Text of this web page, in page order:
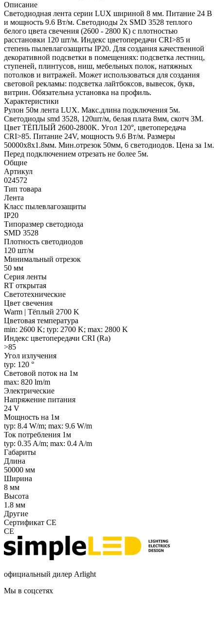
Описание
Светодиодная лента серии LUX шириной 8 мм. Питание 24 В
и мощность 9.6 Вт/м. Светодиоды 2x SMD 3528 теплого
белого цвета свечения (2600 - 2800 К) с плотностью
расстановки 120 шт/м. Индекс цветопередачи CRI>85 и
степень пылевлагозащиты IP20. Для создания качественной
декоративной подсветки в помещениях: подсветка лестниц,
ступеней, плинтусов, ниш, мебельных полок, натяжных
потолков и витражей. Может использоваться для создания
световой рекламы: подсветка лайтбоксов, вывесок, букв,
витрин. Обязательна установка на профиль.
Характеристики
Рулон 50м лента LUX. Макс.длина подключения 5м.
Светодиоды smd 3528, 120шт/м, белая плата 8мм, скотч 3М.
Цвет ТЁПЛЫЙ 2600-2800K. Угол 120°, цветопередача
CRI>85. Питание 24V, мощность 9.6 Вт/м. Размеры
50000х8х1.8мм. Мин.отрезок 50мм, 6 светодиодов. Цена за 1м.
Перед подключением отрезать не более 5м.
Общие
Артикул
024572
Тип товара
Лента
Класс пылевлагозащиты
IP20
Типоразмер светодиода
SMD 3528
Плотность светодиодов
120 шт/м
Минимальный отрезок
50 мм
Серия ленты
RT открытая
Светотехнические
Цвет свечения
Warm | Тёплый 2700 K
Цветовая температура
min: 2600 K; typ: 2700 K; max: 2800 K
Индекс цветопередачи CRI (Ra)
>85
Угол излучения
typ: 120 °
Световой поток на 1м
max: 820 lm/m
Электрические
Напряжение питания
24 V
Мощность на 1м
typ: 8.4 W/m; max: 9.6 W/m
Ток потребления 1м
typ: 0.35 A/m; max: 0.4 A/m
Габариты
Длина
50000 мм
Ширина
8 мм
Высота
1.8 мм
Другие
Сертификат CE
CE
официальный дилер Arlight
Мы в соцсетях